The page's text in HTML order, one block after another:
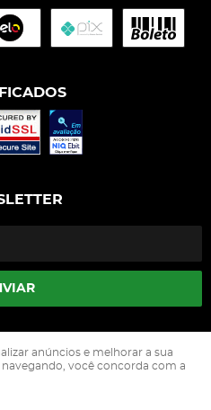
0002-90
anúncios e melhorar a sua
você concorda com a